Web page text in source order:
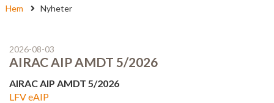
Hem
Nyheter
2026-08-03
AIRAC AIP AMDT 5/2026
AIRAC AIP AMDT 5/2026
LFV eAIP
Bulletiner
Ny
Från mall